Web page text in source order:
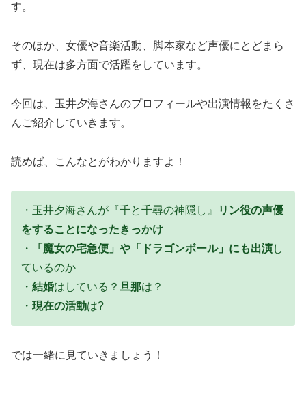
す。
そのほか、女優や音楽活動、脚本家など声優にとどまら
ず、現在は多方面で活躍をしています。
今回は、玉井夕海さんのプロフィールや出演情報をたくさ
んご紹介していきます。
読めば、こんなとがわかりますよ！
・玉井夕海さんが『千と千尋の神隠し』
リン役の声優
をすることになったきっかけ
・
「魔女の宅急便」や「ドラゴンボール」にも出演し
ているのか
・ 結婚はしている？ 旦那は？
・ 現在の活動は?
では一緒に見ていきましょう！